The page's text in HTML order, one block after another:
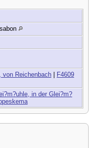
von Reichenbach | F4609
in der Glei?m?